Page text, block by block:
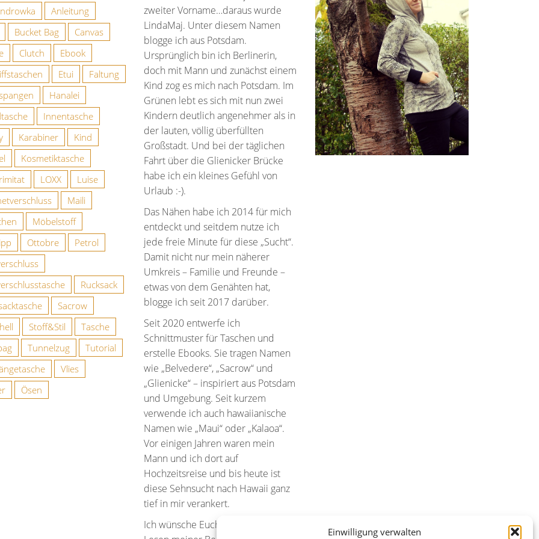
Einwilligung verwalten
bei EtsyAnleitung
Bucket Bag
Canvas
Clutch
Ebook
Etui
Faltung
Hanalei
Innentasche
Karabiner
Kind
Kosmetiktasche
LOXX
Luise
Maili
Möbelstoff
Ottobre
Petrol
Rucksack
Sacrow
Stoff&Stil
Tasche
Tunnelzug
Tutorial
Vlies
Ösen
zweiter Vorname…daraus wurde
LindaMaj. Unter diesem Namen
blogge ich aus Potsdam.
Ursprünglich bin ich Berlinerin,
doch mit Mann und zunächst einem
Kind zog es mich nach Potsdam. Im
Grünen lebt es sich mit nun zwei
Kindern deutlich angenehmer als in
der lauten, völlig überfüllten
Großstadt. Und bei der täglichen
Fahrt über die Glienicker Brücke
habe ich ein kleines Gefühl von
Urlaub :-).
Das Nähen habe ich 2014 für mich
entdeckt und seitdem nutze ich
jede freie Minute für diese „Sucht“.
Damit nicht nur mein näherer
Umkreis – Familie und Freunde –
etwas von dem Genähten hat,
blogge ich seit 2017 darüber.
Seit 2020 entwerfe ich
Schnittmuster für Taschen und
erstelle Ebooks. Sie tragen Namen
wie „Belvedere“, „Sacrow“ und
„Glienicke“ – inspiriert aus Potsdam
und Umgebung. Seit kurzem
verwende ich auch hawaiianische
Namen wie „Maui“ oder „Kalaoa“.
Vor einigen Jahren waren mein
Mann und ich dort auf
Hochzeitsreise und bis heute ist
diese Sehnsucht nach Hawaii ganz
tief in mir verankert.
Ich wünsche Euch viel Spaß beim